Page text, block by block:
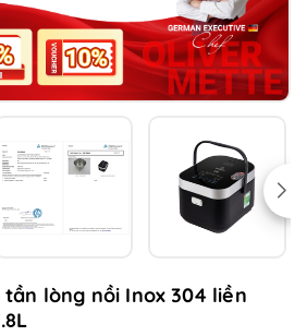
lòng nồi Inox 304 liền